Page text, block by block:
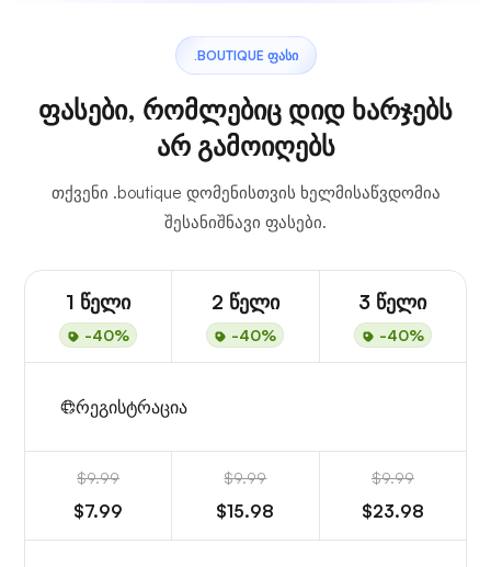
.BOUTIQUE ᲤᲐᲡᲘ
ფასები, რომლებიც დიდ ხარჯებს
არ გამოიღებს
თქვენი .boutique დომენისთვის ხელმისაწვდომია
შესანიშნავი ფასები.
1 წელი
-40%
2 წელი
-40%
3 წელი
-40%
რეგისტრაცია
$9.99
$7.99
$9.99
$15.98
$9.99
$23.98